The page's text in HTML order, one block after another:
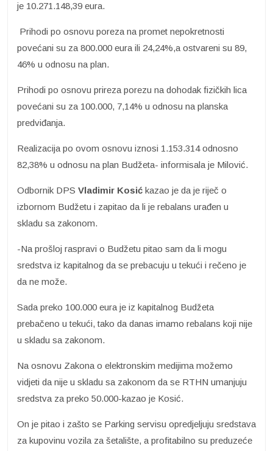
je 10.271.148,39 eura.
Prihodi po osnovu poreza na promet nepokretnosti
povećani su za 800.000 eura ili 24,24%,a ostvareni su 89,
46% u odnosu na plan.
Prihodi po osnovu prireza porezu na dohodak fizičkih lica
povećani su za 100.000, 7,14% u odnosu na planska
predviđanja.
Realizacija po ovom osnovu iznosi 1.153.314 odnosno
82,38% u odnosu na plan Budžeta- informisala je Milović.
Odbornik DPS Vladimir Kosić kazao je da je riječ o
izbornom Budžetu i zapitao da li je rebalans urađen u
skladu sa zakonom.
-Na prošloj raspravi o Budžetu pitao sam da li mogu
sredstva iz kapitalnog da se prebacuju u tekući i rečeno je
da ne može.
Sada preko 100.000 eura je iz kapitalnog Budžeta
prebačeno u tekući, tako da danas imamo rebalans koji nije
u skladu sa zakonom.
Na osnovu Zakona o elektronskim medijima možemo
vidjeti da nije u skladu sa zakonom da se RTHN umanjuju
sredstva za preko 50.000-kazao je Kosić.
On je pitao i zašto se Parking servisu opredjeljuju sredstava
za kupovinu vozila za šetalište, a profitabilno su preduzeće